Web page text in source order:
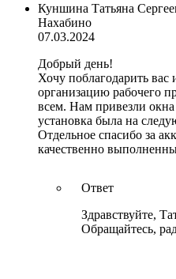
Куншина Татьяна
Нахабино
07.03.2024
Добрый день!
Хочу поблагодарить
организацию рабочего
всем. Нам привезли окна
установка была на
Отдельное спасибо за
качественно
Ответ
Здравствуйте,
Обращайтесь,